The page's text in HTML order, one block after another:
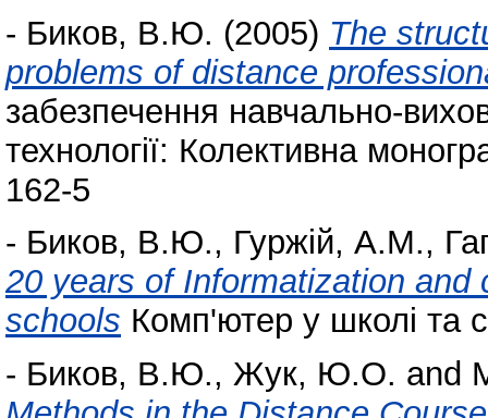
- Биков, В.Ю. (2005) The
problems of distance
забезпечення навчально-
технології: Колективна
162-5
- Биков, В.Ю., Гуржій, А.М.,
20 years of Informatization
schools Комп'ютер у школі та
- Биков, В.Ю., Жук, Ю.О. and